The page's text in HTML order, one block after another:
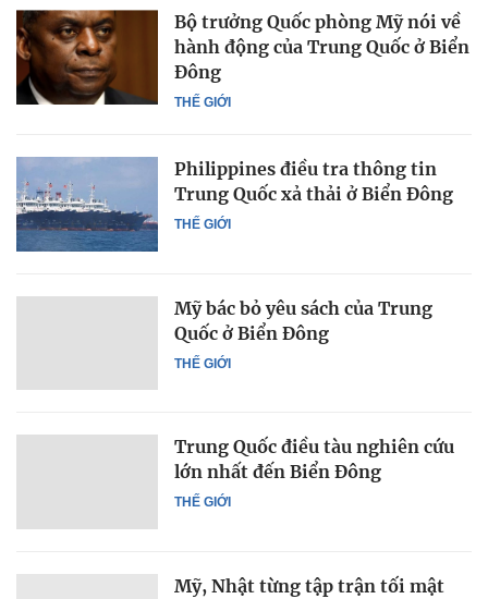
THẾ GIỚI
Bộ trưởng Quốc phòng Mỹ nói về
hành động của Trung Quốc ở Biển
Đông
THẾ GIỚI
Philippines điều tra thông tin
Trung Quốc xả thải ở Biển Đông
THẾ GIỚI
Mỹ bác bỏ yêu sách của Trung
Quốc ở Biển Đông
THẾ GIỚI
Trung Quốc điều tàu nghiên cứu
lớn nhất đến Biển Đông
Mỹ, Nhật từng tập trận tối mật